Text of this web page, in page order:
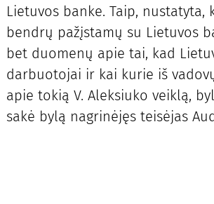
Lietuvos banke. Taip, nustatyta,
bendrų pažįstamų su Lietuvos
bet duomenų apie tai, kad
darbuotojai ir kai kurie iš
apie tokią V. Aleksiuko veiklą,
sakė bylą nagrinėjęs teisėjas